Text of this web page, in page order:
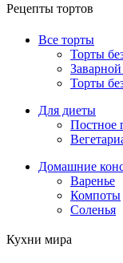
Рецепты тортов
Все торты
Торты
Торты
Для диеты
Постное
Домашние
Варенье
Компоты
Соленья
Кухни мира